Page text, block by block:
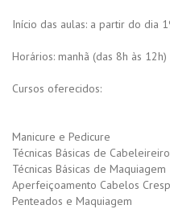
Início das aulas: a partir do dia
Horários: manhã (das 8h às
Cursos oferecidos:
Manicure e Pedicure
Técnicas Básicas de Cabeleireiro
Técnicas Básicas de Maquiagem
Aperfeiçoamento Cabelos
Penteados e Maquiagem